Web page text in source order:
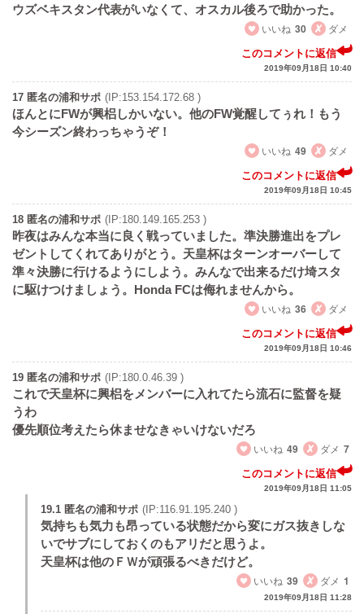
ウズベキスタン代表がいなくて、オスカル後ろで助かった。
いいね 30 ダメ
このコメントに返信
2019年09月18日 10:40
17 匿名の浦和サポ (IP:153.154.172.68 )
ほんとにFWが興梠しかいない。他のFW覚醒してぅれ！もう
今シーズン終わっちゃうぞ！
いいね 49 ダメ
このコメントに返信
2019年09月18日 10:45
18 匿名の浦和サポ (IP:180.149.165.253 )
昨夜はみんな本当に良く戦っていました。準決勝進出をプレ
ゼントしてくれてありがとう。天皇杯はターンオーバーして
準々決勝に行けるようにしよう。みんなで出来るだけ埼スタ
に駆けつけましょう。Honda FCは侮れませんから。
いいね 36 ダメ
このコメントに返信
2019年09月18日 10:46
19 匿名の浦和サポ (IP:180.0.46.39 )
これで天皇杯に興梠をメンバーに入れてたら流石に監督を疑
うわ
優先順位考えたら休ませなきゃいけないだろ
いいね 49 ダメ 7
このコメントに返信
2019年09月18日 11:05
19.1 匿名の浦和サポ (IP:116.91.195.240 )
気持ちも気力も昂っている状態だから変にガス抜きしな
いでサブにしておくのもアリだと思うよ。
天皇杯は他のＦＷが頑張るべきだけど。
いいね 39 ダメ 1
2019年09月18日 11:28